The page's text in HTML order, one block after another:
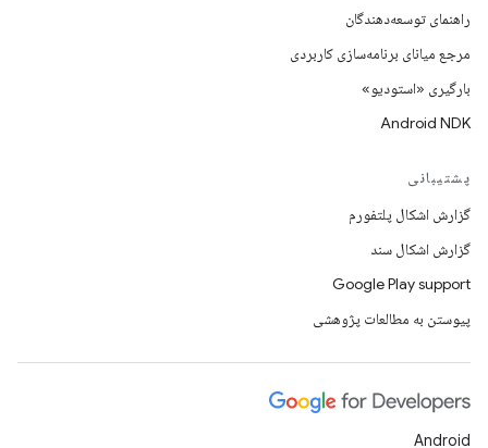
راهنمای توسعه‌دهندگان
مرجع میانای برنامه‌سازی کاربردی
بارگیری «استودیو»
Android NDK
پشتیبانی
گزارش اشکال پلتفورم
گزارش اشکال سند
Google Play support
پیوستن به مطالعات پژوهشی
Android